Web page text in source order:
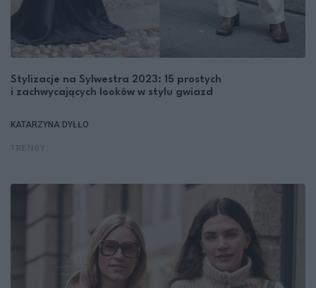
Stylizacje na Sylwestra 2023: 15 prostych
i zachwycających looków w stylu gwiazd
KATARZYNA DYŁŁO